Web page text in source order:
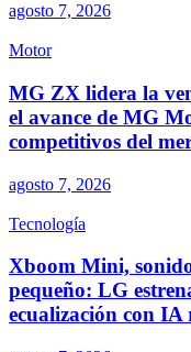
agosto 7, 2026
Motor
MG ZX lidera la
el avance de MG
competitivos del
agosto 7, 2026
Tecnología
Xboom Mini,
pequeño: LG
ecualización con IA